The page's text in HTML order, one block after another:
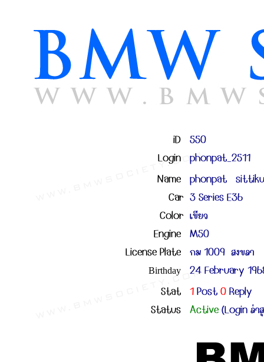
iD
550
Login
phonpat_2511
Name
phonpat
Car 3 Series E36
Color เขียว
Engine
M50
License Plate
กม 1009 สงขลา
Birthday
24 February
Stat
1 Post 0 Reply
Status
Active (Login ล่